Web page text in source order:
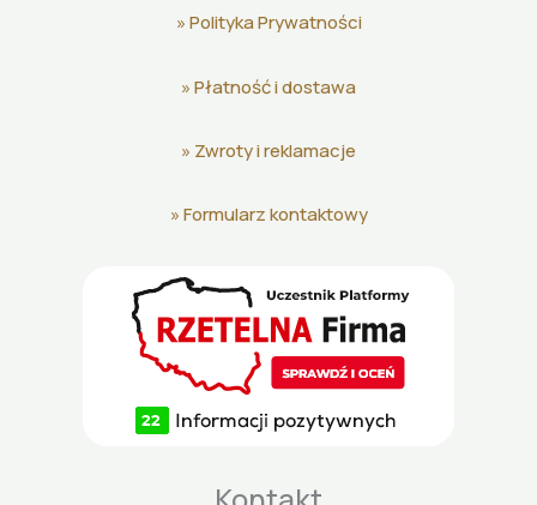
»Polityka Prywatności
»Płatność i dostawa
» Zwroty i reklamacje
»Formularz kontaktowy